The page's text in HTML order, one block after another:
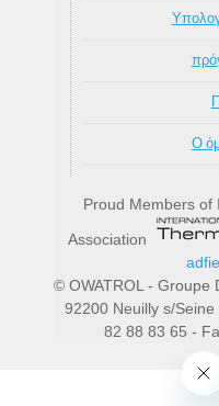
Ο
Proud Members of
Association
© OWATROL - Groupe
92200 Neuilly s/Seine
82 88 83 65 -